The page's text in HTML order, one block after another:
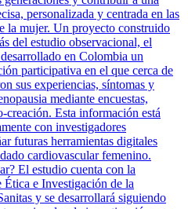
personalizada y centrada en las
la mujer. Un proyecto construido
del estudio observacional, el
en Colombia un
participativa en el que cerca de
sus experiencias, síntomas y
mediante encuestas,
creación. Esta información está
con investigadores
futuras herramientas digitales
cardiovascular femenino.
El estudio cuenta con la
e Investigación de la
y se desarrollará siguiendo